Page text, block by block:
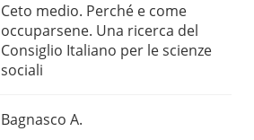
Ceto medio. Perché e come
occuparsene. Una ricerca del
Consiglio Italiano per le scienze
sociali
Bagnasco A.